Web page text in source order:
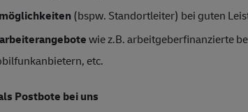
(bspw. Standortleiter) bei guten
wie z.B. arbeitgeberfinanzierte
etc.
Postbote bei uns